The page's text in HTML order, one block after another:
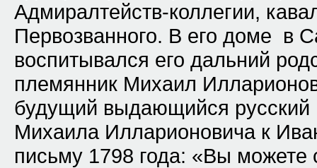
Адмиралтейств-коллегии,
Первозванного. В его доме в
воспитывался его дальний
племянник Михаил
будущий выдающийся русский
Михаила Илларионовича к
письму 1798 года: «Вы можете